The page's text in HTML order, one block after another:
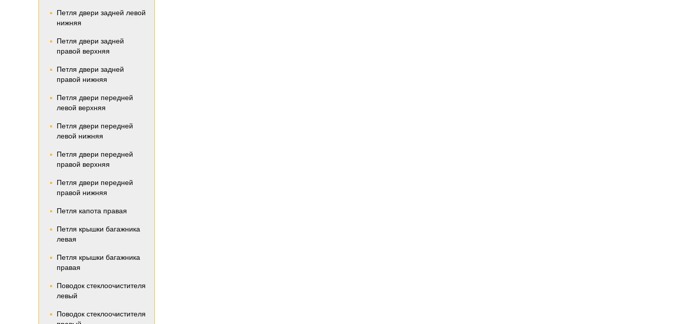
Петля двери задней левой
нижняя
Петля двери задней
правой верхняя
Петля двери задней
правой нижняя
Петля двери передней
левой верхняя
Петля двери передней
левой нижняя
Петля двери передней
правой верхняя
Петля двери передней
правой нижняя
Петля капота правая
Петля крышки багажника
левая
Петля крышки багажника
правая
Поводок стеклоочистителя
левый
Поводок стеклоочистителя